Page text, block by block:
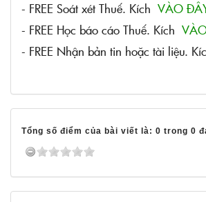
- FREE Soát xét Thuế. Kích VÀO
- FREE Học báo cáo Thuế. Kích
- FREE Nhận bản tin hoặc tài liệu.
Tổng số điểm của bài viết là: 0 trong 0